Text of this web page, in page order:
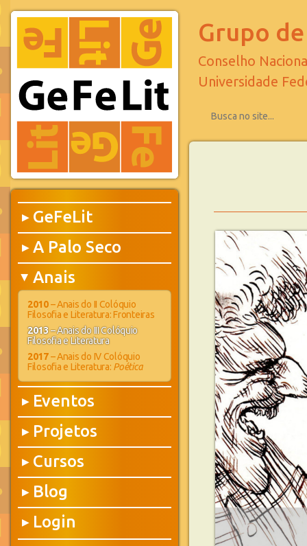
▶ GeFeLit
▶ A Palo Seco
▶ Anais
2010– Anais do II Colóquio
Filosofia e Literatura: Fronteiras
2013– Anais do III Colóquio
Filosofia e Literatura
2017– Anais do IV Colóquio
Filosofia e Literatura: Poética
▶ Eventos
▶ Projetos
▶ Cursos
▶ Blog
▶ Login
Grupo
Conselho
Universidade